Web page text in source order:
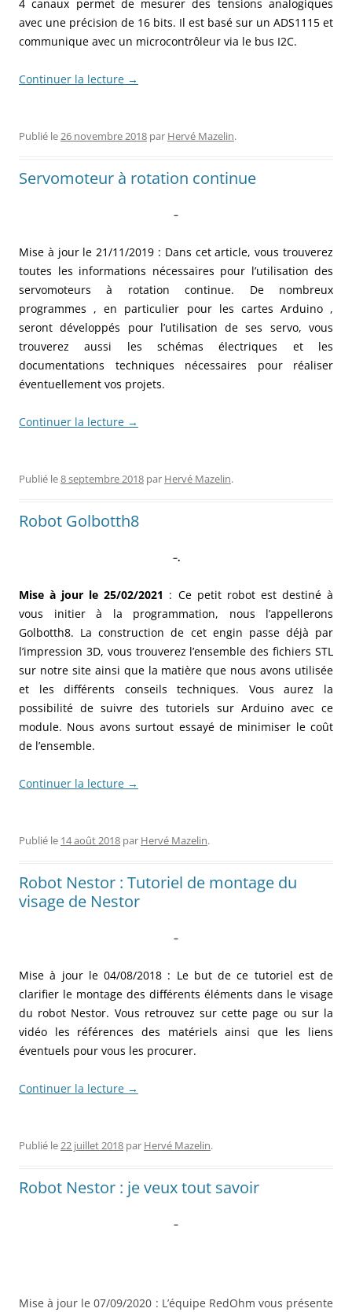
4 canaux permet de mesurer des tensions analogiques
avec une précision de 16 bits. Il est basé sur un ADS1115 et
communique avec un microcontrôleur via le bus I2C.
Continuer la lecture →
Publié le26 novembre 2018 par Hervé Mazelin.
Servomoteur à rotation continue
–
Mise à jour le 21/11/2019 : Dans cet article, vous trouverez
toutes les informations nécessaires pour l’utilisation des
servomoteurs à rotation continue. De nombreux
programmes , en particulier pour les cartes Arduino ,
seront développés pour l’utilisation de ses servo, vous
trouverez aussi les schémas électriques et les
documentations techniques nécessaires pour réaliser
éventuellement vos projets.
Continuer la lecture →
Publié le8 septembre 2018 par Hervé Mazelin.
Robot Golbotth8
–.
Mise à jour le 25/02/2021 : Ce petit robot est destiné à
vous initier à la programmation, nous l’appellerons
Golbotth8. La construction de cet engin passe déjà par
l’impression 3D, vous trouverez l’ensemble des fichiers STL
sur notre site ainsi que la matière que nous avons utilisée
et les différents conseils techniques. Vous aurez la
possibilité de suivre des tutoriels sur Arduino avec ce
module. Nous avons surtout essayé de minimiser le coût
de l’ensemble.
Continuer la lecture →
Publié le 14 août 2018 par Hervé Mazelin.
Robot Nestor : Tutoriel de montage du
visage de Nestor
–
Mise à jour le 04/08/2018 : Le but de ce tutoriel est de
clarifier le montage des différents éléments dans le visage
du robot Nestor. Vous retrouvez sur cette page ou sur la
vidéo les références des matériels ainsi que les liens
éventuels pour vous les procurer.
Continuer la lecture →
Publié le22 juillet 2018 par Hervé Mazelin.
Robot Nestor : je veux tout savoir
–
Mise à jour le 07/09/2020 : L’équipe RedOhm vous présente